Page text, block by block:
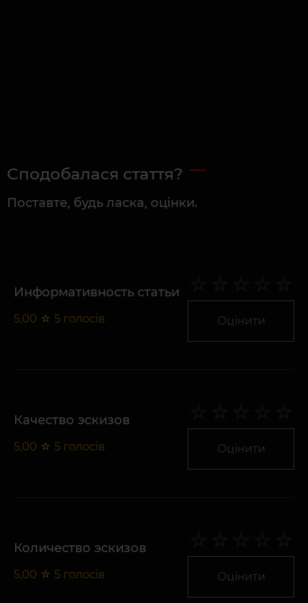
Сподобалася стаття?
Поставте, будь ласка, оцінки.
Информативность статьи
5,00 ☆ 5 голосів Оцінити
Качество эскизов
5,00 ☆ 5 голосів Оцінити
Количество эскизов
5,00 ☆ 5 голосів Оцінити